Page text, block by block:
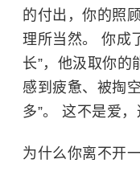
的付出，你的照
理所当然。 你成
长”，他汲取你的
感到疲惫、被掏
多”。 这不是爱，
为什么你离不开